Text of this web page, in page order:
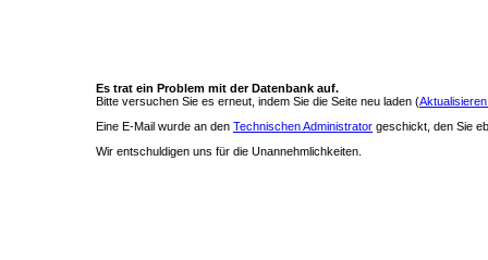
Es trat ein Problem mit der Datenbank auf.
Bitte versuchen Sie es erneut, indem Sie die Seite neu laden (
Eine E-Mail wurde an den Technischen Administrator geschickt, den Sie
Wir entschuldigen uns für die Unannehmlichkeiten.